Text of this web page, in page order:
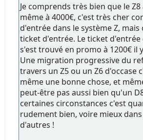
Je comprends très bien que le Z8
même à 4000€, c'est très cher
d'entrée dans le système Z, mais
ticket d'entrée. Le ticket d'entrée
s'est trouvé en promo à 1200€ il
Une migration progressive du
travers un Z5 ou un Z6 d'occase
même une bonne chose, et
peut-être pas aussi bien qu'un
certaines circonstances c'est
rudement bien, voire mieux
d'autres !